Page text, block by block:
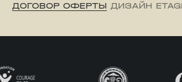
ДОГОВОР ОФЕРТЫ ДИЗАЙН